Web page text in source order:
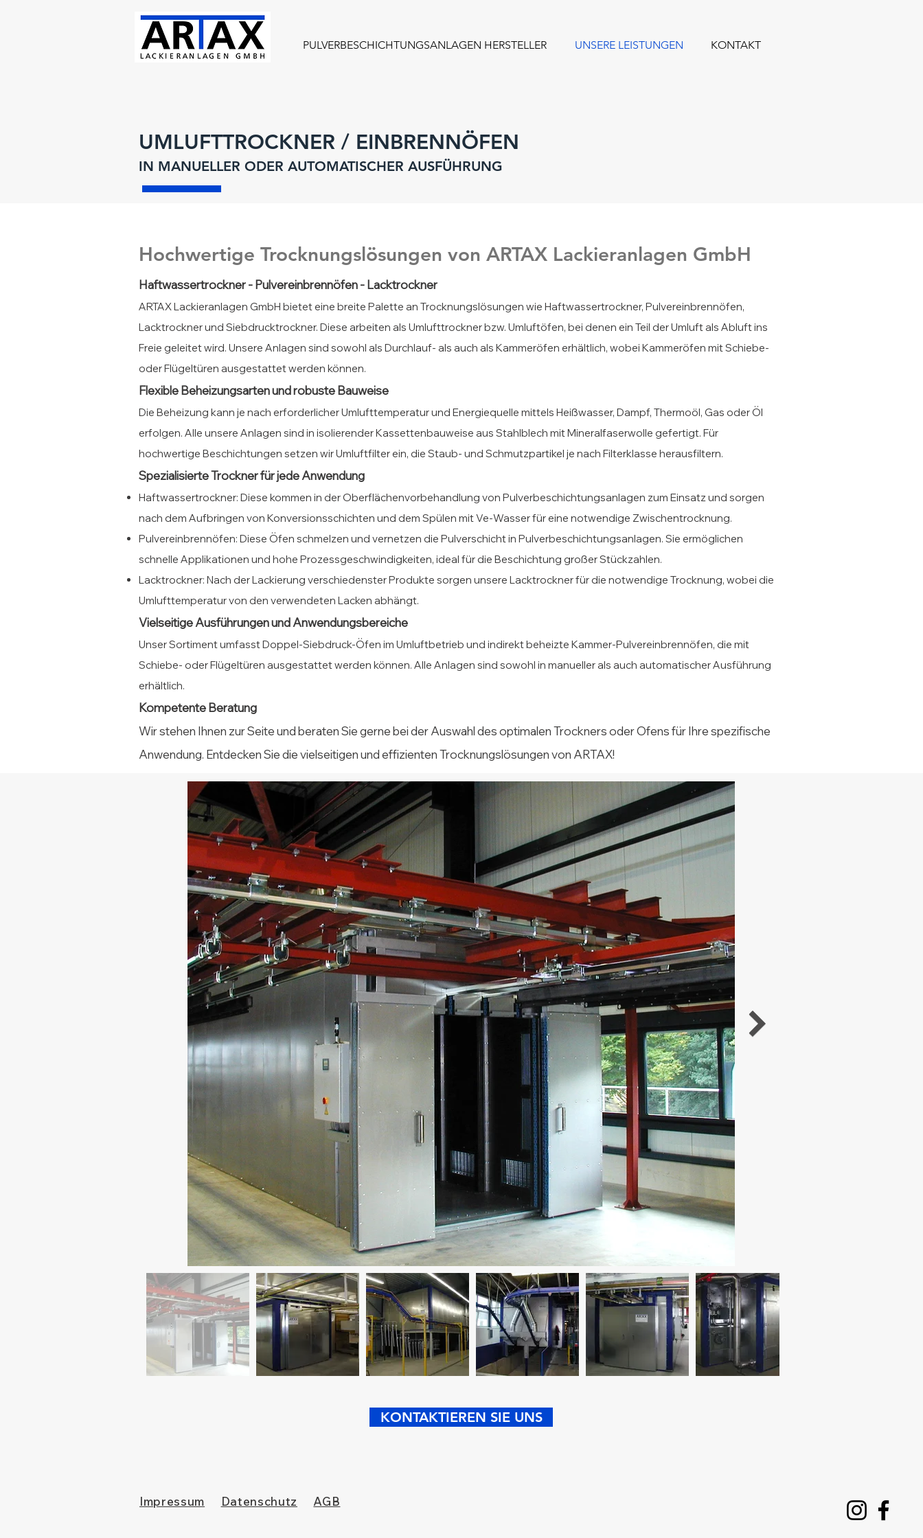
PULVERBESCHICHTUNGSANLAGEN HERSTELLER UNSERE LEISTUNGEN KONTAKT
UMLUFTTROCKNER / EINBRENNÖFEN
IN MANUELLER ODER AUTOMATISCHER AUSFÜHRUNG
Hochwertige Trocknungslösungen von ARTAX Lackieranlagen GmbH
Haftwassertrockner - Pulvereinbrennöfen - Lacktrockner
ARTAX Lackieranlagen GmbH bietet eine breite Palette an Trocknungslösungen wie Haftwassertrockner, Pulvereinbrennöfen,
Lacktrockner und Siebdrucktrockner. Diese arbeiten als Umlufttrockner bzw. Umluftöfen, bei denen ein Teil der Umluft als Abluft ins
Freie geleitet wird. Unsere Anlagen sind sowohl als Durchlauf- als auch als Kammeröfen erhältlich, wobei Kammeröfen mit Schiebe-
oder Flügeltüren ausgestattet werden können.
Flexible Beheizungsarten und robuste Bauweise
Die Beheizung kann je nach erforderlicher Umlufttemperatur und Energiequelle mittels Heißwasser, Dampf, Thermoöl, Gas oder Öl
erfolgen. Alle unsere Anlagen sind in isolierender Kassettenbauweise aus Stahlblech mit Mineralfaserwolle gefertigt. Für
hochwertige Beschichtungen setzen wir Umluftfilter ein, die Staub- und Schmutzpartikel je nach Filterklasse herausfiltern.
Spezialisierte Trockner für jede Anwendung
Haftwassertrockner: Diese kommen in der Oberflächenvorbehandlung von Pulverbeschichtungsanlagen zum Einsatz und sorgen
nach dem Aufbringen von Konversionsschichten und dem Spülen mit Ve-Wasser für eine notwendige Zwischentrocknung.
Pulvereinbrennöfen: Diese Öfen schmelzen und vernetzen die Pulverschicht in Pulverbeschichtungsanlagen. Sie ermöglichen
schnelle Applikationen und hohe Prozessgeschwindigkeiten, ideal für die Beschichtung großer Stückzahlen.
Lacktrockner: Nach der Lackierung verschiedenster Produkte sorgen unsere Lacktrockner für die notwendige Trocknung, wobei die
Umlufttemperatur von den verwendeten Lacken abhängt.
Vielseitige Ausführungen und Anwendungsbereiche
Unser Sortiment umfasst Doppel-Siebdruck-Öfen im Umluftbetrieb und indirekt beheizte Kammer-Pulvereinbrennöfen, die mit
Schiebe- oder Flügeltüren ausgestattet werden können. Alle Anlagen sind sowohl in manueller als auch automatischer Ausführung
erhältlich.
Kompetente Beratung
Wir stehen Ihnen zur Seite und beraten Sie gerne bei der Auswahl des optimalen Trockners oder Ofens für Ihre spezifische
Anwendung. Entdecken Sie die vielseitigen und effizienten Trocknungslösungen von ARTAX!
KONTAKTIEREN SIE UNS
Impressum Datenschutz AGB